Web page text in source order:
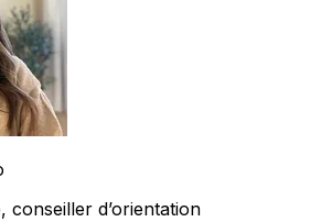
conseiller d’orientation